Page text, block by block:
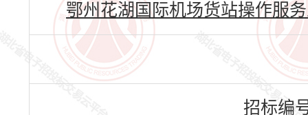
鄂州花湖国际机场货站操作服
招标编